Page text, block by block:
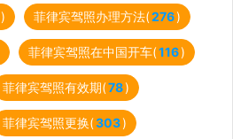
) 菲律宾驾照办理方法(276)
菲律宾驾照在中国开车(116)
菲律宾驾照有效期(78)
菲律宾驾照更换(303)